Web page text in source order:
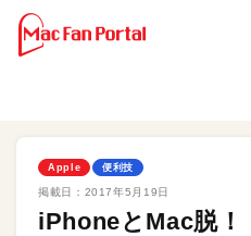
Apple 便利技
掲載日： 2017年5月19日
iPhoneとMac脱！